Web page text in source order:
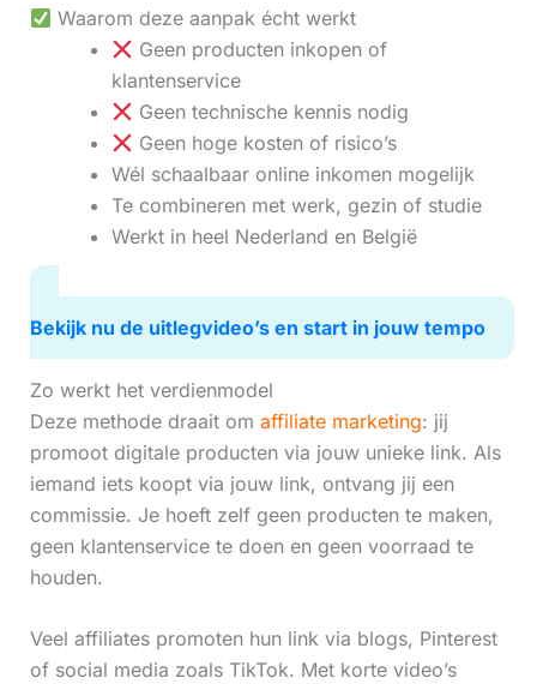
Waarom deze aanpak écht werkt
Geen producten inkopen of
klantenservice
Geen technische kennis nodig
Geen hoge kosten of risico’s
Wél schaalbaar online inkomen mogelijk
Te combineren met werk, gezin of studie
Werkt in heel Nederland en België
Bekijk nu de uitlegvideo’s en start in jouw tempo
Zo werkt het verdienmodel
Deze methode draait om affiliate marketing: jij
promoot digitale producten via jouw unieke link. Als
iemand iets koopt via jouw link, ontvang jij een
commissie. Je hoeft zelf geen producten te maken,
geen klantenservice te doen en geen voorraad te
houden.
Veel affiliates promoten hun link via blogs, Pinterest
of social media zoals TikTok. Met korte video’s